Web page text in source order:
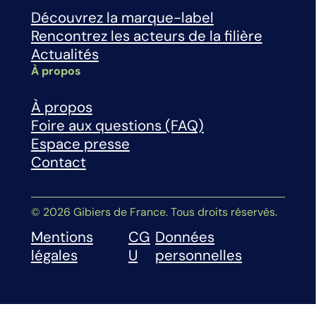
Découvrez la marque-label
Rencontrez les acteurs de la filière
Actualités
À propos
À propos
Foire aux questions (FAQ)
Espace presse
Contact
© 2026 Gibiers de France. Tous droits réservés.
Mentions
légales
CG
U
Données
personnelles